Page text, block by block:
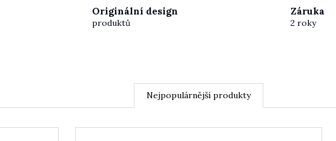
Originální design
produktů
Záruka
2 roky
Nejpopulárnější produkty